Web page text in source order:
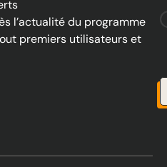
l’actualité du programme
premiers utilisateurs et